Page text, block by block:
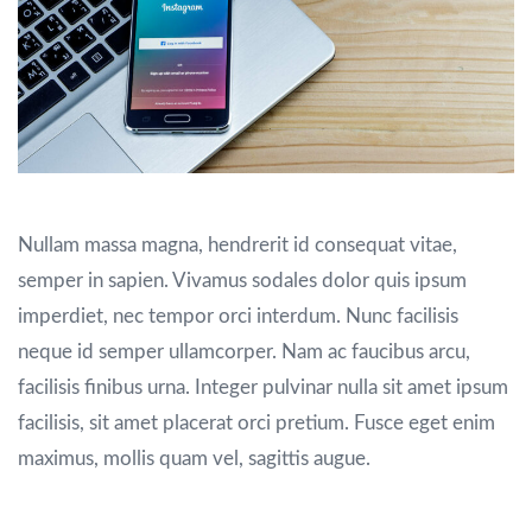
Nullam massa magna, hendrerit id consequat vitae,
semper in sapien. Vivamus sodales dolor quis ipsum
imperdiet, nec tempor orci interdum. Nunc facilisis
neque id semper ullamcorper. Nam ac faucibus arcu,
facilisis finibus urna. Integer pulvinar nulla sit amet ipsum
facilisis, sit amet placerat orci pretium. Fusce eget enim
maximus, mollis quam vel, sagittis augue.